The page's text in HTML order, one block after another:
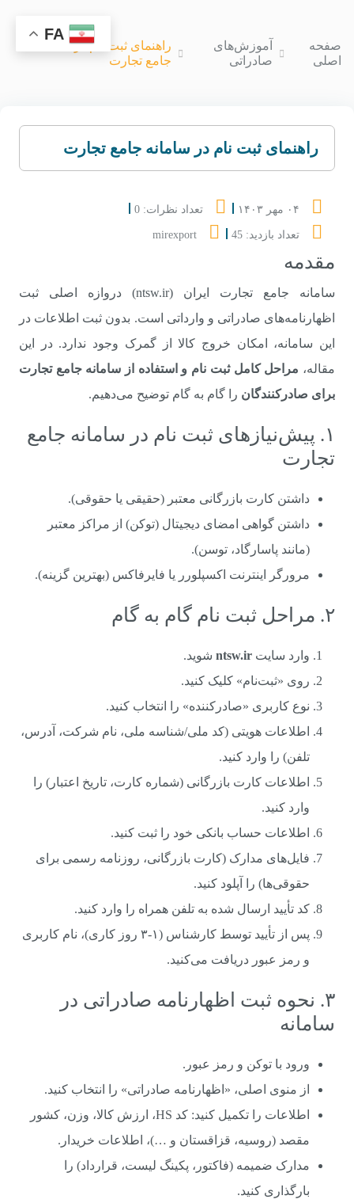
صفحه
اصلی
آموزش‌های
صادراتی
راهنمای ثبت نام در سامانه
جامع تجارت
راهنمای ثبت نام در سامانه جامع تجارت
۰۴ مهر ۱۴۰۳ تعداد نظرات: 0
تعداد بازدید: 45 mirexport
مقدمه
سامانه جامع تجارت ایران (ntsw.ir) دروازه اصلی ثبت
اظهارنامه‌های صادراتی و وارداتی است. بدون ثبت اطلاعات در
این سامانه، امکان خروج کالا از گمرک وجود ندارد. در این
مقاله، مراحل کامل ثبت نام و استفاده از سامانه جامع تجارت
برای صادرکنندگان را گام به گام توضیح می‌دهیم.
۱. پیش‌نیازهای ثبت نام در سامانه جامع
تجارت
داشتن کارت بازرگانی معتبر (حقیقی یا حقوقی).
داشتن گواهی امضای دیجیتال (توکن) از مراکز معتبر
(مانند پاسارگاد، توسن).
مرورگر اینترنت اکسپلورر یا فایرفاکس (بهترین گزینه).
۲. مراحل ثبت نام گام به گام
وارد سایت ntsw.ir شوید.
روی «ثبت‌نام» کلیک کنید.
نوع کاربری «صادرکننده» را انتخاب کنید.
اطلاعات هویتی (کد ملی/شناسه ملی، نام شرکت، آدرس،
تلفن) را وارد کنید.
اطلاعات کارت بازرگانی (شماره کارت، تاریخ اعتبار) را
وارد کنید.
اطلاعات حساب بانکی خود را ثبت کنید.
فایل‌های مدارک (کارت بازرگانی، روزنامه رسمی برای
حقوقی‌ها) را آپلود کنید.
کد تأیید ارسال شده به تلفن همراه را وارد کنید.
پس از تأیید توسط کارشناس (۱-۳ روز کاری)، نام کاربری
و رمز عبور دریافت می‌کنید.
۳. نحوه ثبت اظهارنامه صادراتی در
سامانه
ورود با توکن و رمز عبور.
از منوی اصلی، «اظهارنامه صادراتی» را انتخاب کنید.
اطلاعات را تکمیل کنید: کد HS، ارزش کالا، وزن، کشور
مقصد (روسیه، قزاقستان و …)، اطلاعات خریدار.
مدارک ضمیمه (فاکتور، پکینگ لیست، قرارداد) را
بارگذاری کنید.
FA